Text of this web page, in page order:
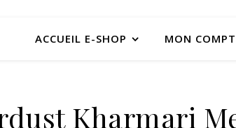
ACCUEIL E-SHOP MON
Kharmari